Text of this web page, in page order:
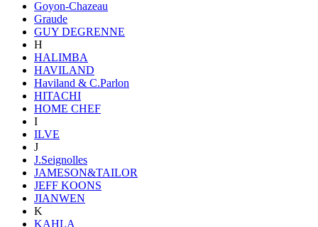
Goyon-Chazeau
Graude
GUY DEGRENNE
H
HALIMBA
HAVILAND
Haviland & C.Parlon
HITACHI
HOME CHEF
I
ILVE
J
J.Seignolles
JAMESON&TAILOR
JEFF KOONS
JIANWEN
K
KAHLA